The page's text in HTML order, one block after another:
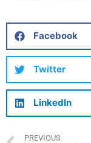
Facebook
Twitter
LinkedIn
PREVIOUS